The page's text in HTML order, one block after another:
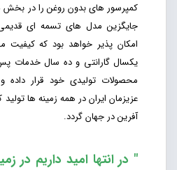
کمپرسور های بدون روغن را در
جایگزین مدل های تسمه ای
امکان پذیر خواهد بود که کیفیت
یکسال گارانتی و ده سال خدمات
محصولات تولیدی خود قرار داده
عزیزمان ایران در همه زمینه ها تولید
آفرین در جهان گردد.
" در انتها امید داریم در